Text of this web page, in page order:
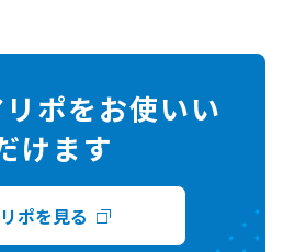
ポをお使いい
けます
ポを見る